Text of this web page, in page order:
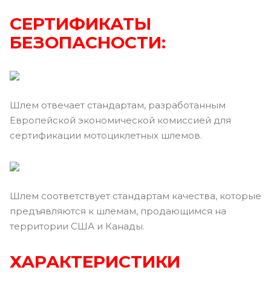
СЕРТИФИКАТЫ
БЕЗОПАСНОСТИ:
Шлем отвечает стандартам, разработанным
Европейской экономической комиссией для
сертификации мотоциклетных шлемов.
Шлем соответствует стандартам качества, которые
предъявляются к шлемам, продающимся на
территории США и Канады.
ХАРАКТЕРИСТИКИ